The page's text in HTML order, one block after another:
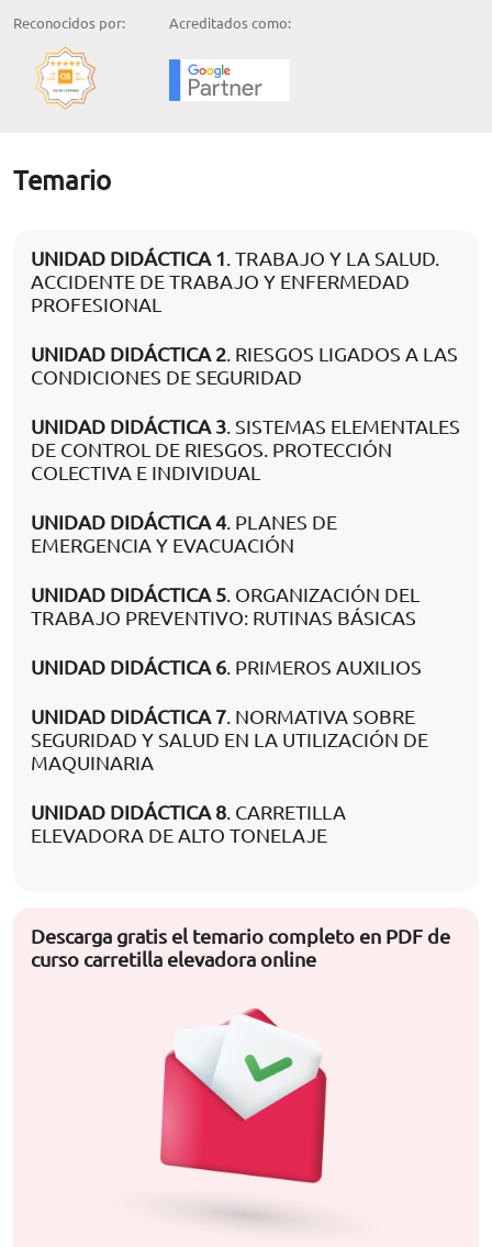
Reconocidos por: Acreditados como:
Temario
UNIDAD DIDÁCTICA 1. TRABAJO Y LA SALUD.
ACCIDENTE DE TRABAJO Y ENFERMEDAD
PROFESIONAL
UNIDAD DIDÁCTICA 2. RIESGOS LIGADOS A LAS
CONDICIONES DE SEGURIDAD
UNIDAD DIDÁCTICA 3. SISTEMAS ELEMENTALES
DE CONTROL DE RIESGOS. PROTECCIÓN
COLECTIVA E INDIVIDUAL
UNIDAD DIDÁCTICA 4. PLANES DE
EMERGENCIA Y EVACUACIÓN
UNIDAD DIDÁCTICA 5. ORGANIZACIÓN DEL
TRABAJO PREVENTIVO: RUTINAS BÁSICAS
UNIDAD DIDÁCTICA 6. PRIMEROS AUXILIOS
UNIDAD DIDÁCTICA 7. NORMATIVA SOBRE
SEGURIDAD Y SALUD EN LA UTILIZACIÓN DE
MAQUINARIA
UNIDAD DIDÁCTICA 8. CARRETILLA
ELEVADORA DE ALTO TONELAJE
Descarga gratis el temario completo en PDF de
curso carretilla elevadora online